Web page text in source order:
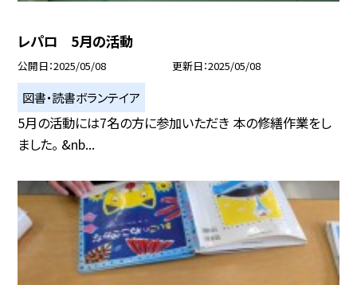
レパロ 5月の活動
公開日 2025/05/08 更新日 2025/05/08
図書・読書ボランテイア
5月の活動には7名の方に参加いただき 本の修繕作業をし
ました。 &nb...